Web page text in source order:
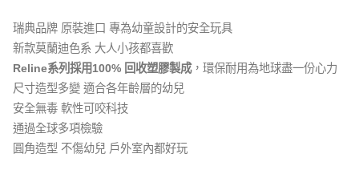
瑞典品牌 原裝進口 專為幼童設計的安全玩具
新款莫蘭迪色系 大人小孩都喜歡
Reline系列採用100% 回收塑膠製成，環保耐用為地球盡一份心力
尺寸造型多變 適合各年齡層的幼兒
安全無毒 軟性可咬科技
通過全球多項檢驗
圓角造型 不傷幼兒 戶外室內都好玩